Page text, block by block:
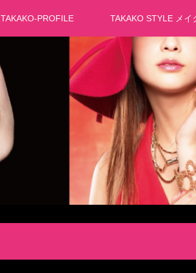
TAKAKO-PROFILE TAKAKO STYLE メイ